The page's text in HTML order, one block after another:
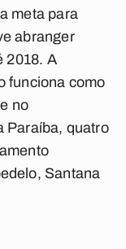
meta para
abranger
2018. A
funciona como
no
Paraíba, quatro
Santana